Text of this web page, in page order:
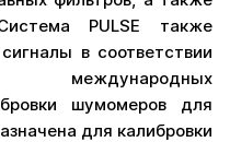
PULSE также
в соответствии
шумомеров для
для калибровки